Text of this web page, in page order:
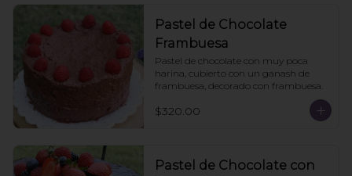
Pastel de Chocolate
Frambuesa
Pastel de chocolate con muy poca
harina, cubierto con un ganash de
frambuesa, decorado con frambuesa.
$320.00
Pastel de Chocolate con